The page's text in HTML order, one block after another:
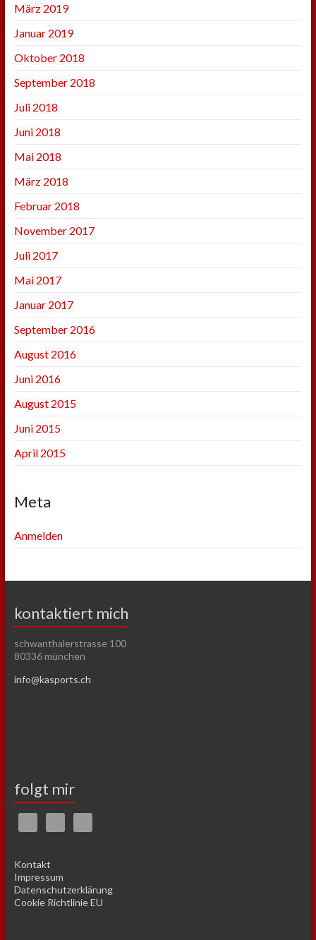
März 2019
Januar 2019
Oktober 2018
September 2018
Juli 2018
Juni 2018
Mai 2018
März 2018
Februar 2018
November 2017
Juli 2017
Mai 2017
Januar 2017
September 2016
August 2016
Juni 2016
August 2015
Juni 2015
April 2015
Meta
Anmelden
kontaktiert mich
schwanthalerstrasse 100
80336 münchen
info@kasports.ch
folgt mir
Kontakt
Impressum
Datenschutzerklärung
Cookie Richtlinie EU